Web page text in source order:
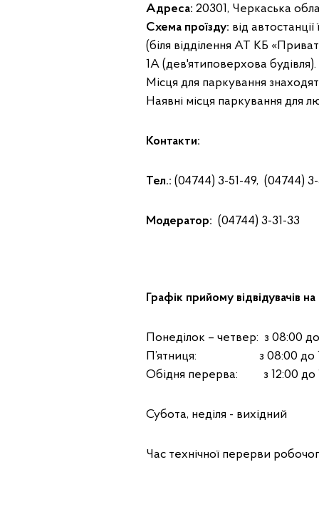
Адреса: 20301, Черкаська
Схема проїзду: від
(біля відділення АТ КБ
1А (дев'ятиповерхова будівля).
Місця для паркування
Наявні місця паркування для
Контакти:
Тел.: (04744) 3-51-49, (04744)
Модератор: (04744) 3-31-33
Графік прийому відвідувачів
Понеділок – четвер: з 08:00
П’ятниця: з 08:00 до
Обідня перерва: з 12:00 до
Субота, неділя - вихідний
Час технічної перерви